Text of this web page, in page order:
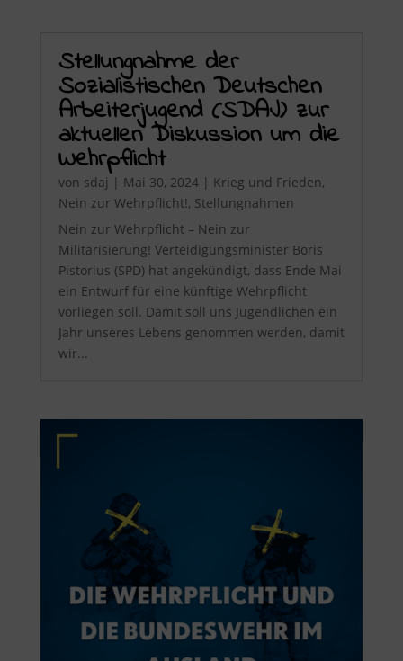
Stellungnahme der
Sozialistischen Deutschen
Arbeiterjugend (SDAJ) zur
aktuellen Diskussion um die
Wehrpflicht
von sdaj | Mai 30, 2024| Krieg und Frieden,
Nein zur Wehrpflicht!, Stellungnahmen
Nein zur Wehrpflicht – Nein zur
Militarisierung! Verteidigungsminister Boris
Pistorius (SPD) hat angekündigt, dass Ende Mai
ein Entwurf für eine künftige Wehrpflicht
vorliegen soll. Damit soll uns Jugendlichen ein
Jahr unseres Lebens genommen werden, damit
wir...